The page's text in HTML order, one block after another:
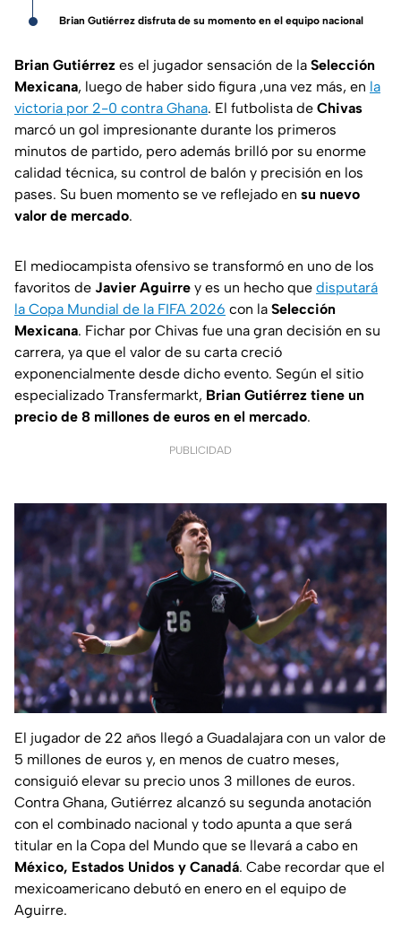
Brian Gutiérrez disfruta de su momento en el equipo nacional
Brian Gutiérrez es el jugador sensación de la Selección
Mexicana, luego de haber sido figura ,una vez más, en la
victoria por 2-0 contra Ghana. El futbolista de Chivas
marcó un gol impresionante durante los primeros
minutos de partido, pero además brilló por su enorme
calidad técnica, su control de balón y precisión en los
pases. Su buen momento se ve reflejado en su nuevo
valor de mercado.
El mediocampista ofensivo se transformó en uno de los
favoritos de Javier Aguirre y es un hecho que disputará
la Copa Mundial de la FIFA 2026 con la Selección
Mexicana. Fichar por Chivas fue una gran decisión en su
carrera, ya que el valor de su carta creció
exponencialmente desde dicho evento. Según el sitio
especializado Transfermarkt, Brian Gutiérrez tiene un
precio de 8 millones de euros en el mercado.
PUBLICIDAD
El jugador de 22 años llegó a Guadalajara con un valor de
5 millones de euros y, en menos de cuatro meses,
consiguió elevar su precio unos 3 millones de euros.
Contra Ghana, Gutiérrez alcanzó su segunda anotación
con el combinado nacional y todo apunta a que será
titular en la Copa del Mundo que se llevará a cabo en
México, Estados Unidos y Canadá. Cabe recordar que el
mexicoamericano debutó en enero en el equipo de
Aguirre.